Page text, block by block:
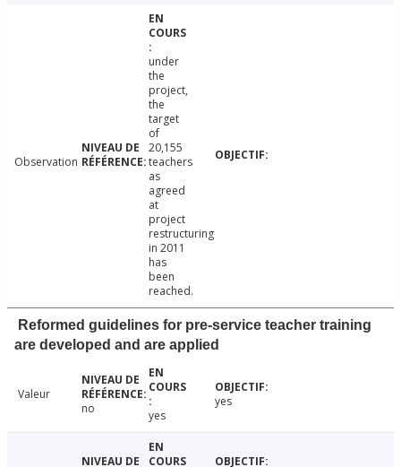
Observation
under
the
project,
the
target
of
20,155
teachers
as
agreed
at
project
restructuring
in 2011
has
been
reached.
Reformed guidelines for pre-service teacher training
are developed and are applied
Valeur
no
yes
yes